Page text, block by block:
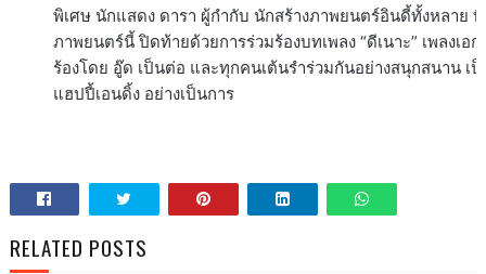
พิเศษ นักแสดง ดารา ผู้กำกับ นักสร้างภาพยนตร์อินดี้ทั้งหลาย
ภาพยนตร์นี้ ปิดท้ายด้วยการร่วมร้องบทเพลง “ดีเนาะ” เพลงเอ
ร้องโดย อู๊ด เป็นต่อ และทุกคนเต้นรำร่วมกันอย่างสนุกสนาน เ
แฮปปี้เอนดิ้ง อย่างเป็นการ
RELATED POSTS